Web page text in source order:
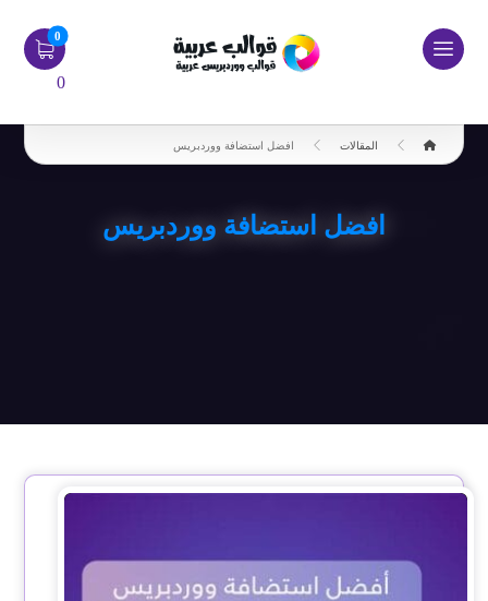
0
المقالات افضل استضافة ووردبريس
افضل استضافة ووردبريس